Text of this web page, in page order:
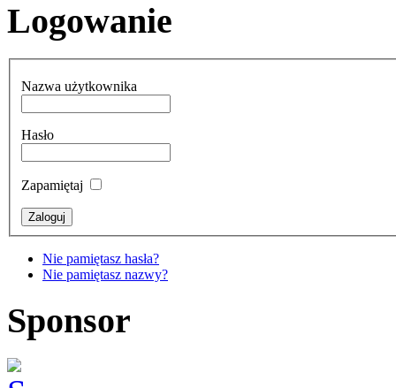
Logowanie
Nazwa użytkownika
Hasło
Zapamiętaj
Nie pamiętasz hasła?
Nie pamiętasz nazwy?
Sponsor